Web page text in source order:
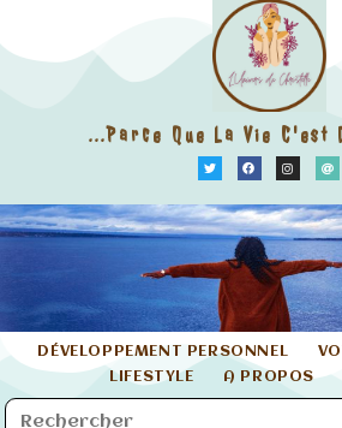
...parce Que La Vie C'est
DÉVELOPPEMENT PERSONNEL
LIFESTYLE
A PROPOS